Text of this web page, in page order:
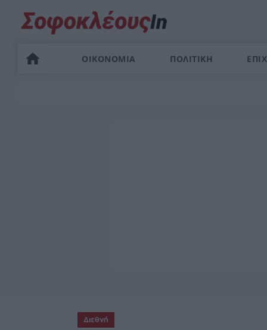
ΟΙΚΟΝΟΜΙΑ ΠΟΛΙΤΙΚΗ
Διεθνή